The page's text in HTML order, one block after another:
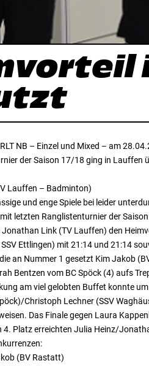
NB – Einzel und Mixed – am
der Saison 17/18 ging in Lauffen
Lauffen – Badminton)
und enge Spiele bei leider
letzten Ranglistenturnier der
Link (TV Lauffen) den
Ettlingen) mit 21:14 und 21:14
an Nummer 1 gesetzt Kim Jakob
Bentzen vom BC Spöck (4) aufs
am viel gelobten Buffet konnte
Christoph Lechner (SSV
Das Finale gegen Laura
4. Platz erreichten Julia Heinz/
(BV Rastatt)